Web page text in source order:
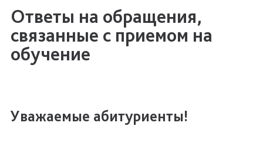
Ответы на обращения,
связанные с приемом на
обучение
Уважаемые абитуриенты!